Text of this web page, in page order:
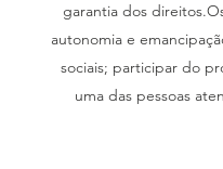
garantia dos
autonomia e
sociais; participar do
uma das pessoas